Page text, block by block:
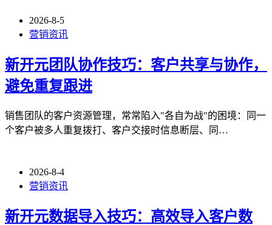
2026-8-5
营销资讯
新开元团队协作技巧：客户共享与协作，
避免重复跟进
销售团队的客户资源管理，常常陷入"各自为战"的困境：同一
个客户被多人重复拨打、客户交接时信息断层、同…
2026-8-4
营销资讯
新开元数据导入技巧：高效导入客户数